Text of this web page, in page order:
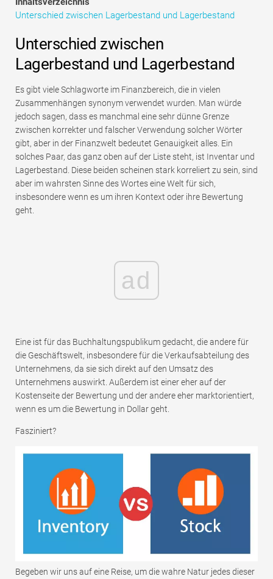
Vollständige Form
Risikomanagement-Tutorials
Unterschied zwischen Lagerbestand und Lagerbestand
Unterschied zwischen
Lagerbestand und Lagerbestand
Es gibt viele Schlagworte im Finanzbereich, die in vielen
Zusammenhängen synonym verwendet wurden. Man würde
jedoch sagen, dass es manchmal eine sehr dünne Grenze
zwischen korrekter und falscher Verwendung solcher Wörter
gibt, aber in der Finanzwelt bedeutet Genauigkeit alles. Ein
solches Paar, das ganz oben auf der Liste steht, ist Inventar und
Lagerbestand. Diese beiden scheinen stark korreliert zu sein, sind
aber im wahrsten Sinne des Wortes eine Welt für sich,
insbesondere wenn es um ihren Kontext oder ihre Bewertung
geht.
ad
Eine ist für das Buchhaltungspublikum gedacht, die andere für
die Geschäftswelt, insbesondere für die Verkaufsabteilung des
Unternehmens, da sie sich direkt auf den Umsatz des
Unternehmens auswirkt. Außerdem ist einer eher auf der
Kostenseite der Bewertung und der andere eher marktorientiert,
wenn es um die Bewertung in Dollar geht.
Fasziniert?
Begeben wir uns auf eine Reise, um die wahre Natur jedes dieser